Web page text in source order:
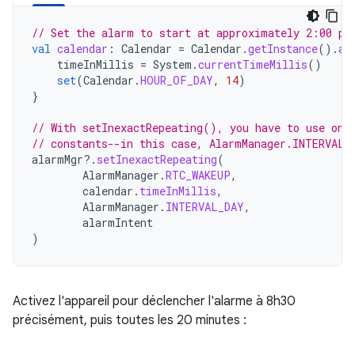
// Set the alarm to start at approximately 2:00
val calendar : Calendar = Calendar .getInstance().
timeInMillis = System .currentTimeMillis()
set(Calendar .HOUR_OF_DAY, 14)
}
// With setInexactRepeating(), you have to use
// constants--in this case,
alarmMgr?. setInexactRepeating(
AlarmManager .RTC_WAKEUP,
calendar . timeInMillis,
AlarmManager . INTERVAL_DAY,
alarmIntent
)
Activez l'appareil pour déclencher l'alarme à 8h30
précisément, puis toutes les 20 minutes :